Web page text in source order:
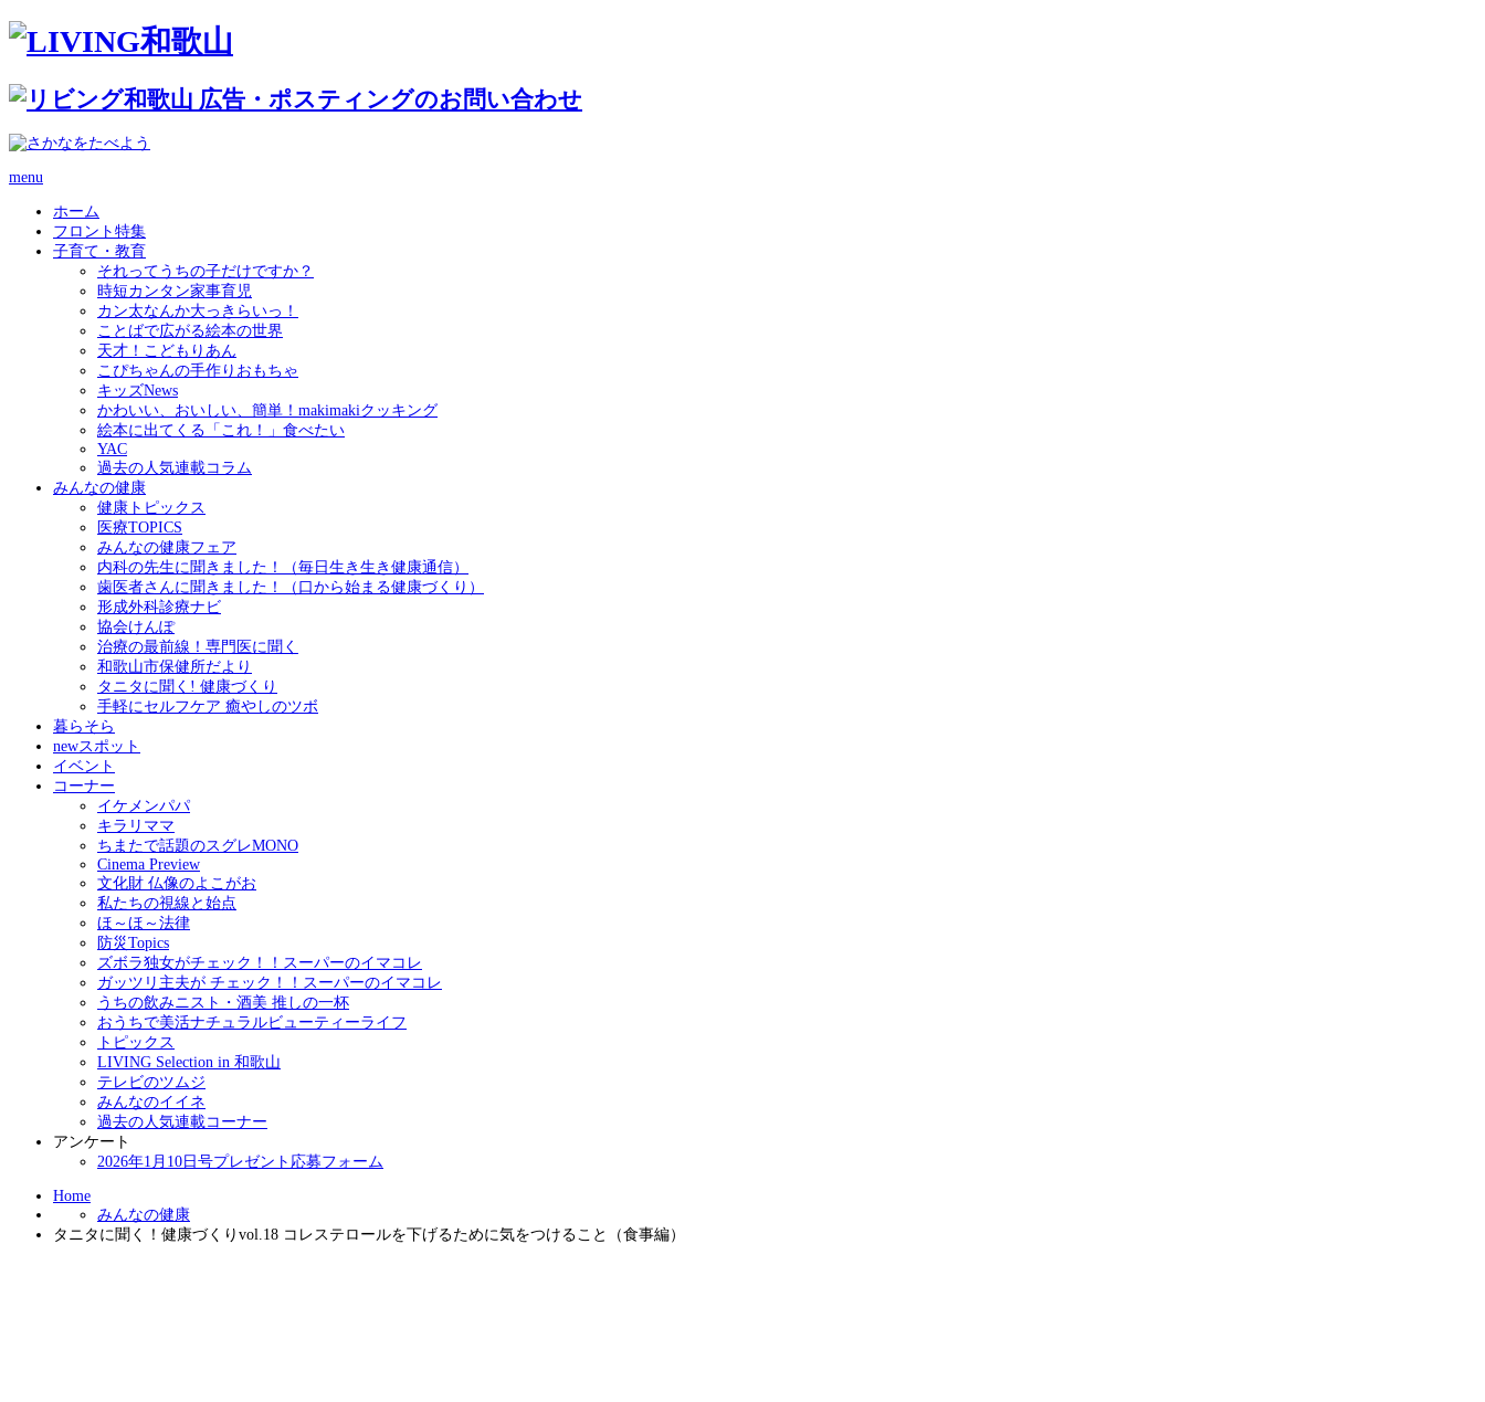
menu
ホーム
フロント特集
子育て・教育
それってうちの子だけですか？
時短カンタン家事育児
カン太なんか大っきらいっ！
ことばで広がる絵本の世界
天才！こどもりあん
こぴちゃんの手作りおもちゃ
キッズNews
かわいい、おいしい、簡単！makimakiクッキング
絵本に出てくる「これ！」食べたい
YAC
過去の人気連載コラム
みんなの健康
健康トピックス
医療TOPICS
みんなの健康フェア
内科の先生に聞きました！（毎日生き生き健康通信）
歯医者さんに聞きました！（口から始まる健康づくり）
形成外科診療ナビ
協会けんぽ
治療の最前線！専門医に聞く
和歌山市保健所だより
タニタに聞く! 健康づくり
手軽にセルフケア 癒やしのツボ
暮らそら
newスポット
イベント
コーナー
イケメンパパ
キラリママ
ちまたで話題のスグレMONO
Cinema Preview
文化財 仏像のよこがお
私たちの視線と始点
ほ～ほ～法律
防災Topics
ズボラ独女がチェック！！スーパーのイマコレ
ガッツリ主夫が チェック！！スーパーのイマコレ
うちの飲みニスト・酒美 推しの一杯
おうちで美活ナチュラルビューティーライフ
トピックス
LIVING Selection in 和歌山
テレビのツムジ
みんなのイイネ
過去の人気連載コーナー
アンケート
2026年1月10日号プレゼント応募フォーム
Home
みんなの健康
タニタに聞く！健康づくりvol.18 コレステロールを下げるために気をつけること（食事編）